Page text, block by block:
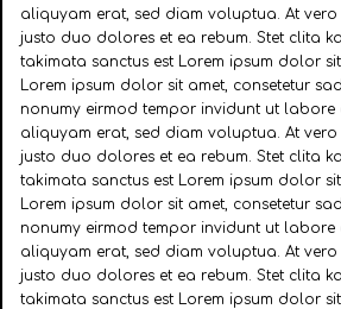
aliquyam erat, sed diam voluptua. At vero
justo duo dolores et ea rebum. Stet clita
takimata sanctus est Lorem ipsum dolor
Lorem ipsum dolor sit amet, consetetur
nonumy eirmod tempor invidunt ut
aliquyam erat, sed diam voluptua. At vero
justo duo dolores et ea rebum. Stet clita
takimata sanctus est Lorem ipsum dolor
Lorem ipsum dolor sit amet, consetetur
nonumy eirmod tempor invidunt ut
aliquyam erat, sed diam voluptua. At vero
justo duo dolores et ea rebum. Stet clita
takimata sanctus est Lorem ipsum dolor